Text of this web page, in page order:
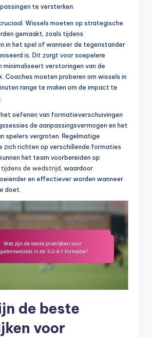
te versterken.
Wissels moeten op strategische
gemaakt, zoals tijdens
in het spel of wanneer de tegenstander
is. Dit zorgt voor soepelere
minimaliseert verstoringen van de
Coaches moeten proberen om wissels in
range te maken om de impact te
oefenen van formatieverschuivingen
de aanpassingsvermogen en het
spelers vergroten. Regelmatige
zich richten op verschillende formaties
het team voorbereiden op
de wedstrijd , waardoor
en effectiever worden wanneer
doet.
de beste
voor